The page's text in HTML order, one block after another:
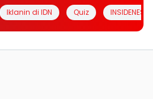
Iklanin di IDN Quiz INSIDENESIA